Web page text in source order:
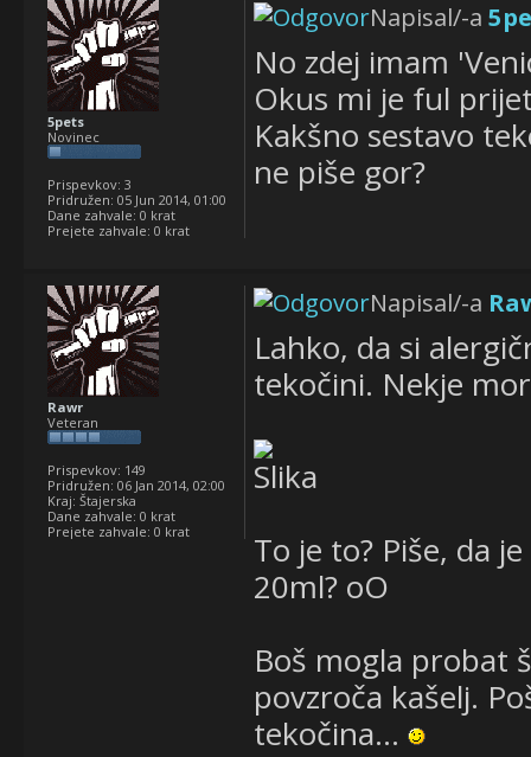
Napisal/-a
No zdej imam
Okus mi je ful
Kakšno sestavo
ne piše gor?
5pets
Novinec
Prispevkov: 3
Pridružen: 05 Jun 2014, 01:00
Dane zahvale: 0 krat
Prejete zahvale: 0 krat
Napisal/-a
Lahko, da si
tekočini. Nekje
To je to? Piše, da
20ml? oO
Boš mogla probat
povzroča kašelj.
tekočina...
Rawr
Veteran
Prispevkov: 149
Pridružen: 06 Jan 2014, 02:00
Kraj: Štajerska
Dane zahvale: 0 krat
Prejete zahvale: 0 krat